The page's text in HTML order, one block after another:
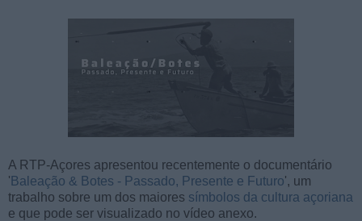
A RTP-Açores apresentou recentemente o documentário
' Baleação & Botes - Passado, Presente e Futuro', um
trabalho sobre um dos maiores símbolos da cultura açoriana
e que pode ser visualizado no vídeo anexo.